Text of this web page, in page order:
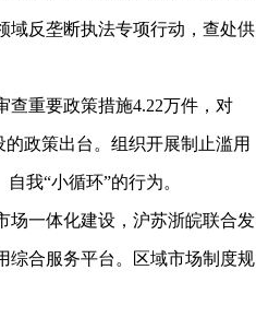
域反垄断执法专项行动，查处供
查重要政策措施4.22万件，对
政策出台。组织开展制止滥用
我“小循环”的行为。
场一体化建设，沪苏浙皖联合发
综合服务平台。区域市场制度规